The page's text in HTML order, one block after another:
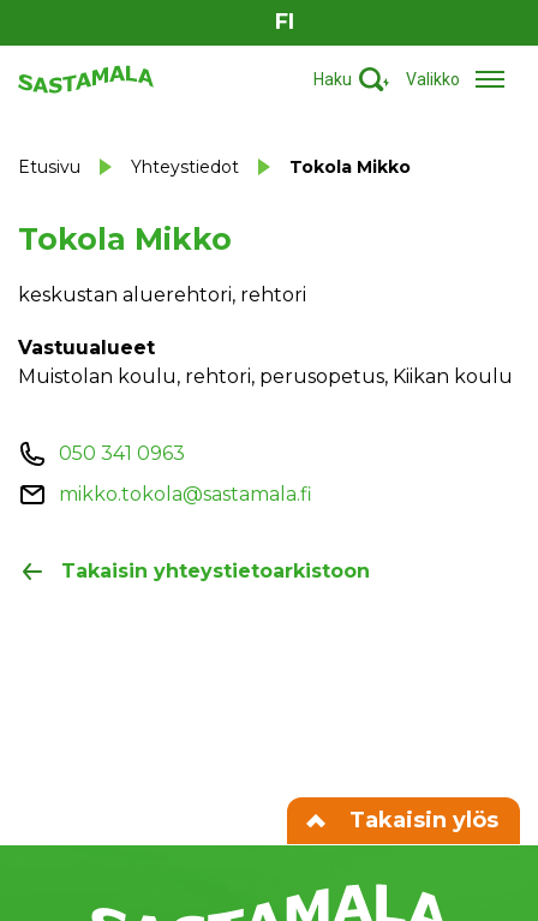
FI
Haku Valikko
Etusivu Yhteystiedot Tokola Mikko
Tokola Mikko
keskustan aluerehtori, rehtori
Vastuualueet
Muistolan koulu, rehtori, perusopetus, Kiikan koulu
050 341 0963
mikko.tokola@sastamala.fi
Takaisin yhteystietoarkistoon
Takaisin ylös